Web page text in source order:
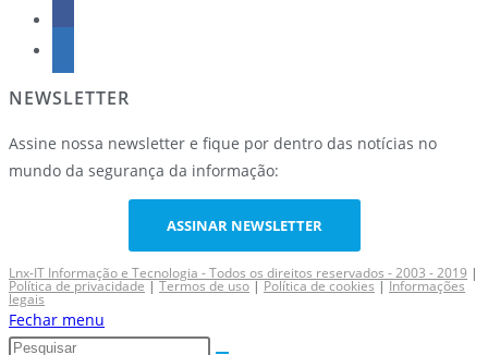
NEWSLETTER
Assine nossa newsletter e fique por dentro das notícias no
mundo da segurança da informação:
ASSINAR NEWSLETTER
Lnx-IT Informação e Tecnologia - Todos os direitos reservados - 2003 - 2019 |
Política de privacidade|Termos de uso|Política de cookies|Informações
legais
Fechar menu